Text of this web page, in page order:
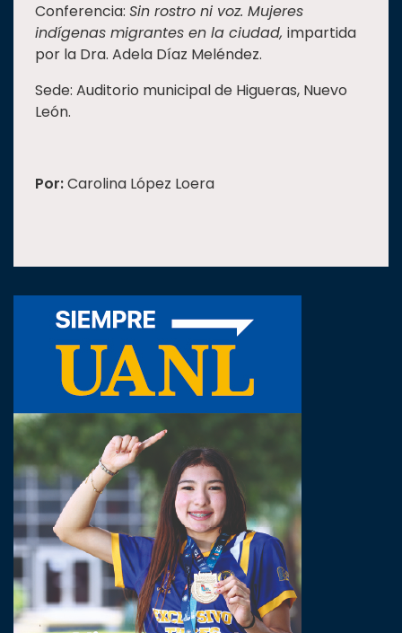
Conferencia: Sin rostro ni voz. Mujeres
indígenas migrantes en la ciudad, impartida
por la Dra. Adela Díaz Meléndez.
Sede: Auditorio municipal de Higueras, Nuevo
León.
Por:Carolina López Loera